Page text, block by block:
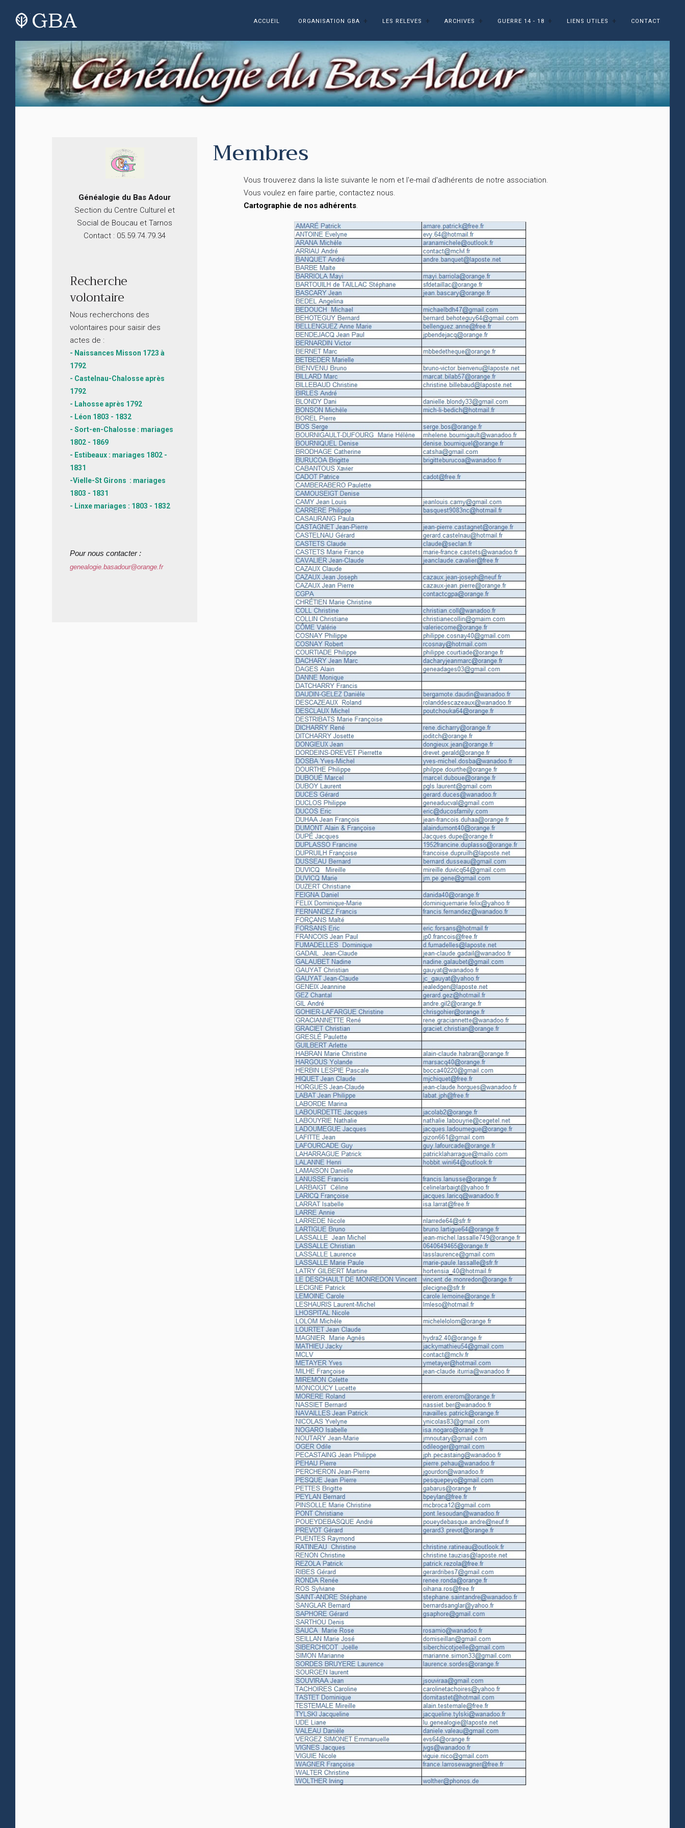
ACCUEIL ORGANISATION GBA LES RELEVES ARCHIVES GUERRE 14 - 18 LIENS UTILES CONTACT
Généalogie du Bas Adour
Section du Centre Culturel et
Social de Boucau et Tarnos
Contact : 05.59.74.79.34
Recherche
volontaire
Nous recherchons des
volontaires pour saisir des
actes de :
- Naissances Misson 1723 à
1792
- Castelnau-Chalosse après
1792
- Lahosse après 1792
- Léon 1803 - 1832
- Sort-en-Chalosse : mariages
1802 - 1869
- Estibeaux : mariages 1802 -
1831
-Vielle-St Girons : mariages
1803 - 1831
- Linxe mariages : 1803 - 1832
Pour nous contacter :
genealogie.basadour@orange.fr
Membres
Vous trouverez dans la liste suivante le nom et l'e-mail d'adhérents de notre association.
Vous voulez en faire partie, contactez nous.
Cartographie de nos adhérents.